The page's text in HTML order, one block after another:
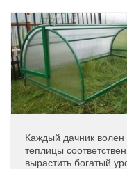
Каждый дачник волен
теплицы
вырастить богатый